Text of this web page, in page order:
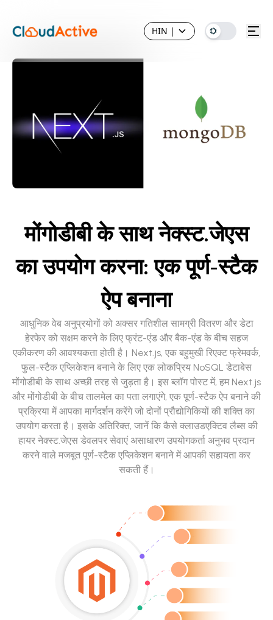
HIN |
मोंगोडीबी के साथ नेक्स्ट.जेएस
का उपयोग करना: एक पूर्ण-स्टैक
ऐप बनाना
आधुनिक वेब अनुप्रयोगों को अक्सर गतिशील सामग्री वितरण और डेटा
हेरफेर को सक्षम करने के लिए फ्रंट-एंड और बैक-एंड के बीच सहज
एकीकरण की आवश्यकता होती है। Next.js, एक बहुमुखी रिएक्ट फ्रेमवर्क,
फुल-स्टैक एप्लिकेशन बनाने के लिए एक लोकप्रिय NoSQL डेटाबेस
मोंगोडीबी के साथ अच्छी तरह से जुड़ता है। इस ब्लॉग पोस्ट में, हम Next.js
और मोंगोडीबी के बीच तालमेल का पता लगाएंगे, एक पूर्ण-स्टैक ऐप बनाने की
प्रक्रिया में आपका मार्गदर्शन करेंगे जो दोनों प्रौद्योगिकियों की शक्ति का
उपयोग करता है। इसके अतिरिक्त, जानें कि कैसे क्लाउडएक्टिव लैब्स की
हायर नेक्स्ट.जेएस डेवलपर सेवाएं असाधारण उपयोगकर्ता अनुभव प्रदान
करने वाले मजबूत पूर्ण-स्टैक एप्लिकेशन बनाने में आपकी सहायता कर
सकती हैं।